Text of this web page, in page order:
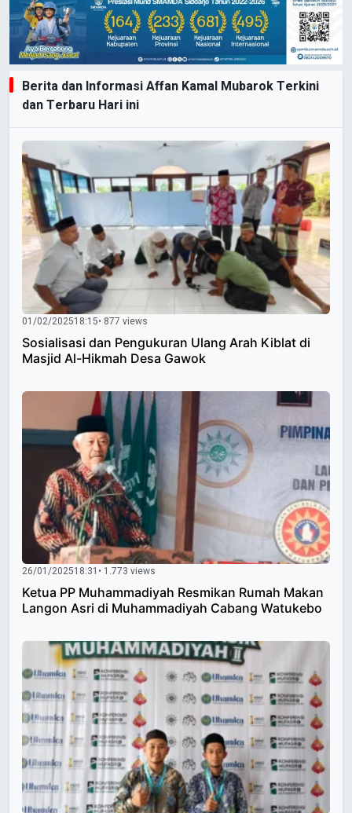
Berita dan Informasi Affan Kamal Mubarok Terkini
dan Terbaru Hari ini
01/02/202518:15• 877 views
Sosialisasi dan Pengukuran Ulang Arah Kiblat di
Masjid Al-Hikmah Desa Gawok
26/01/202518:31 • 1.773 views
Ketua PP Muhammadiyah Resmikan Rumah Makan
Langon Asri di Muhammadiyah Cabang Watukebo